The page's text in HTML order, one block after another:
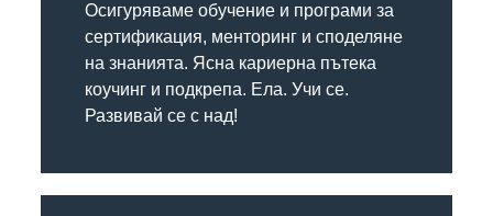
Осигуряваме обучение и програми за
сертификация, менторинг и споделяне
на знанията. Ясна кариерна пътека
коучинг и подкрепа. Ела. Учи се.
Развивай се с над!